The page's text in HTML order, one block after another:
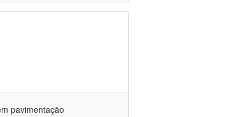
pavimentação